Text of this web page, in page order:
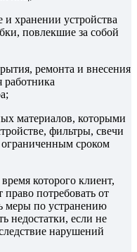
и хранении устройства
повлекшие за собой
ремонта и внесения
работника
материалов, которыми
фильтры, свечи
ограниченным сроком
которого клиент,
потребовать от
меры по устранению
недостатки, если не
нарушений